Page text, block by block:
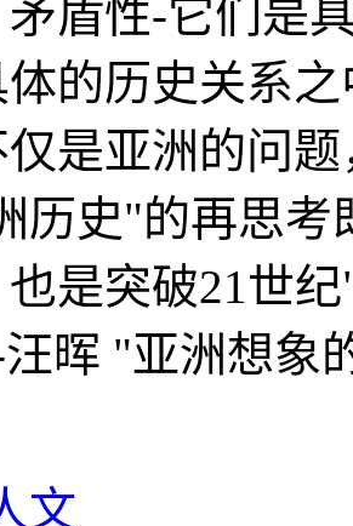
矛盾性-它们是
的历史关系
仅是亚洲的问
历史"的再思考
是突破21世
晖 "亚洲想象